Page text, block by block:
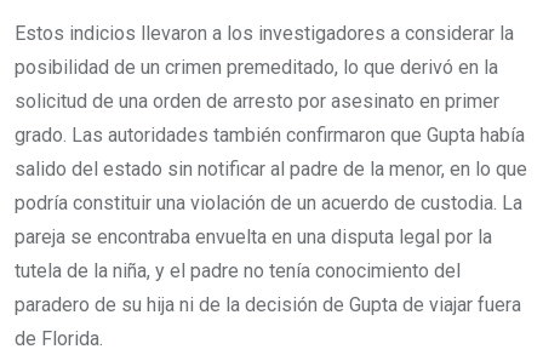
Estos indicios llevaron a los investigadores a considerar la
posibilidad de un crimen premeditado, lo que derivó en la
solicitud de una orden de arresto por asesinato en primer
grado. Las autoridades también confirmaron que Gupta había
salido del estado sin notificar al padre de la menor, en lo que
podría constituir una violación de un acuerdo de custodia. La
pareja se encontraba envuelta en una disputa legal por la
tutela de la niña, y el padre no tenía conocimiento del
paradero de su hija ni de la decisión de Gupta de viajar fuera
de Florida.